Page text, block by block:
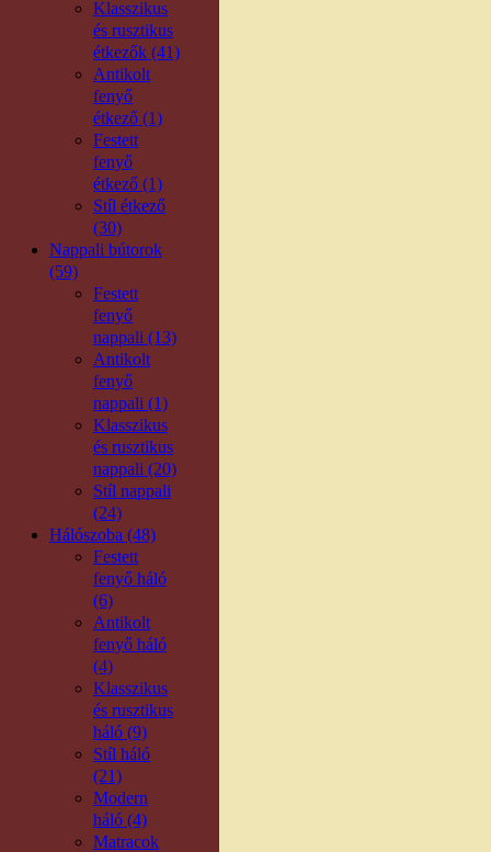
Klasszikus
és rusztikus
étkezők (41)
Antikolt
fenyő
étkező (1)
Festett
fenyő
étkező (1)
Stíl étkező
(30)
Nappali bútorok
(59)
Festett
fenyő
nappali (13)
Antikolt
fenyő
nappali (1)
Klasszikus
és rusztikus
nappali (20)
Stíl nappali
(24)
Hálószoba (48)
Festett
fenyő háló
(6)
Antikolt
fenyő háló
(4)
Klasszikus
és rusztikus
háló (9)
Stíl háló
(21)
Modern
háló (4)
Matracok